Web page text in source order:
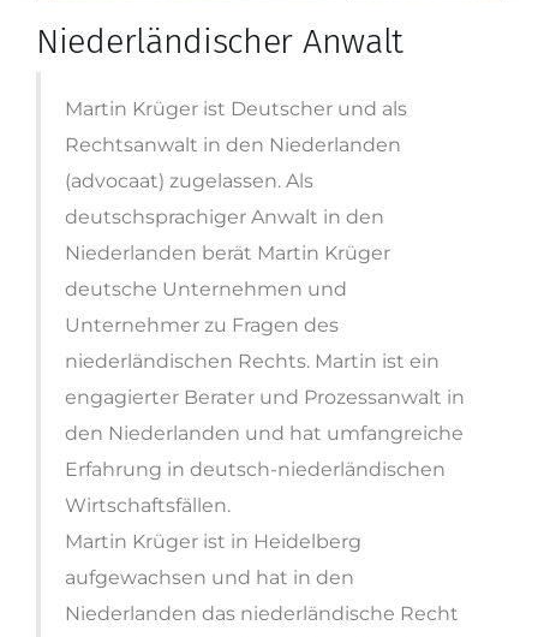
Niederländischer Anwalt
Martin Krüger ist Deutscher und als
Rechtsanwalt in den Niederlanden
(advocaat) zugelassen. Als
deutschsprachiger Anwalt in den
Niederlanden berät Martin Krüger
deutsche Unternehmen und
Unternehmer zu Fragen des
niederländischen Rechts. Martin ist ein
engagierter Berater und Prozessanwalt in
den Niederlanden und hat umfangreiche
Erfahrung in deutsch-niederländischen
Wirtschaftsfällen.
Martin Krüger ist in Heidelberg
aufgewachsen und hat in den
Niederlanden das niederländische Recht